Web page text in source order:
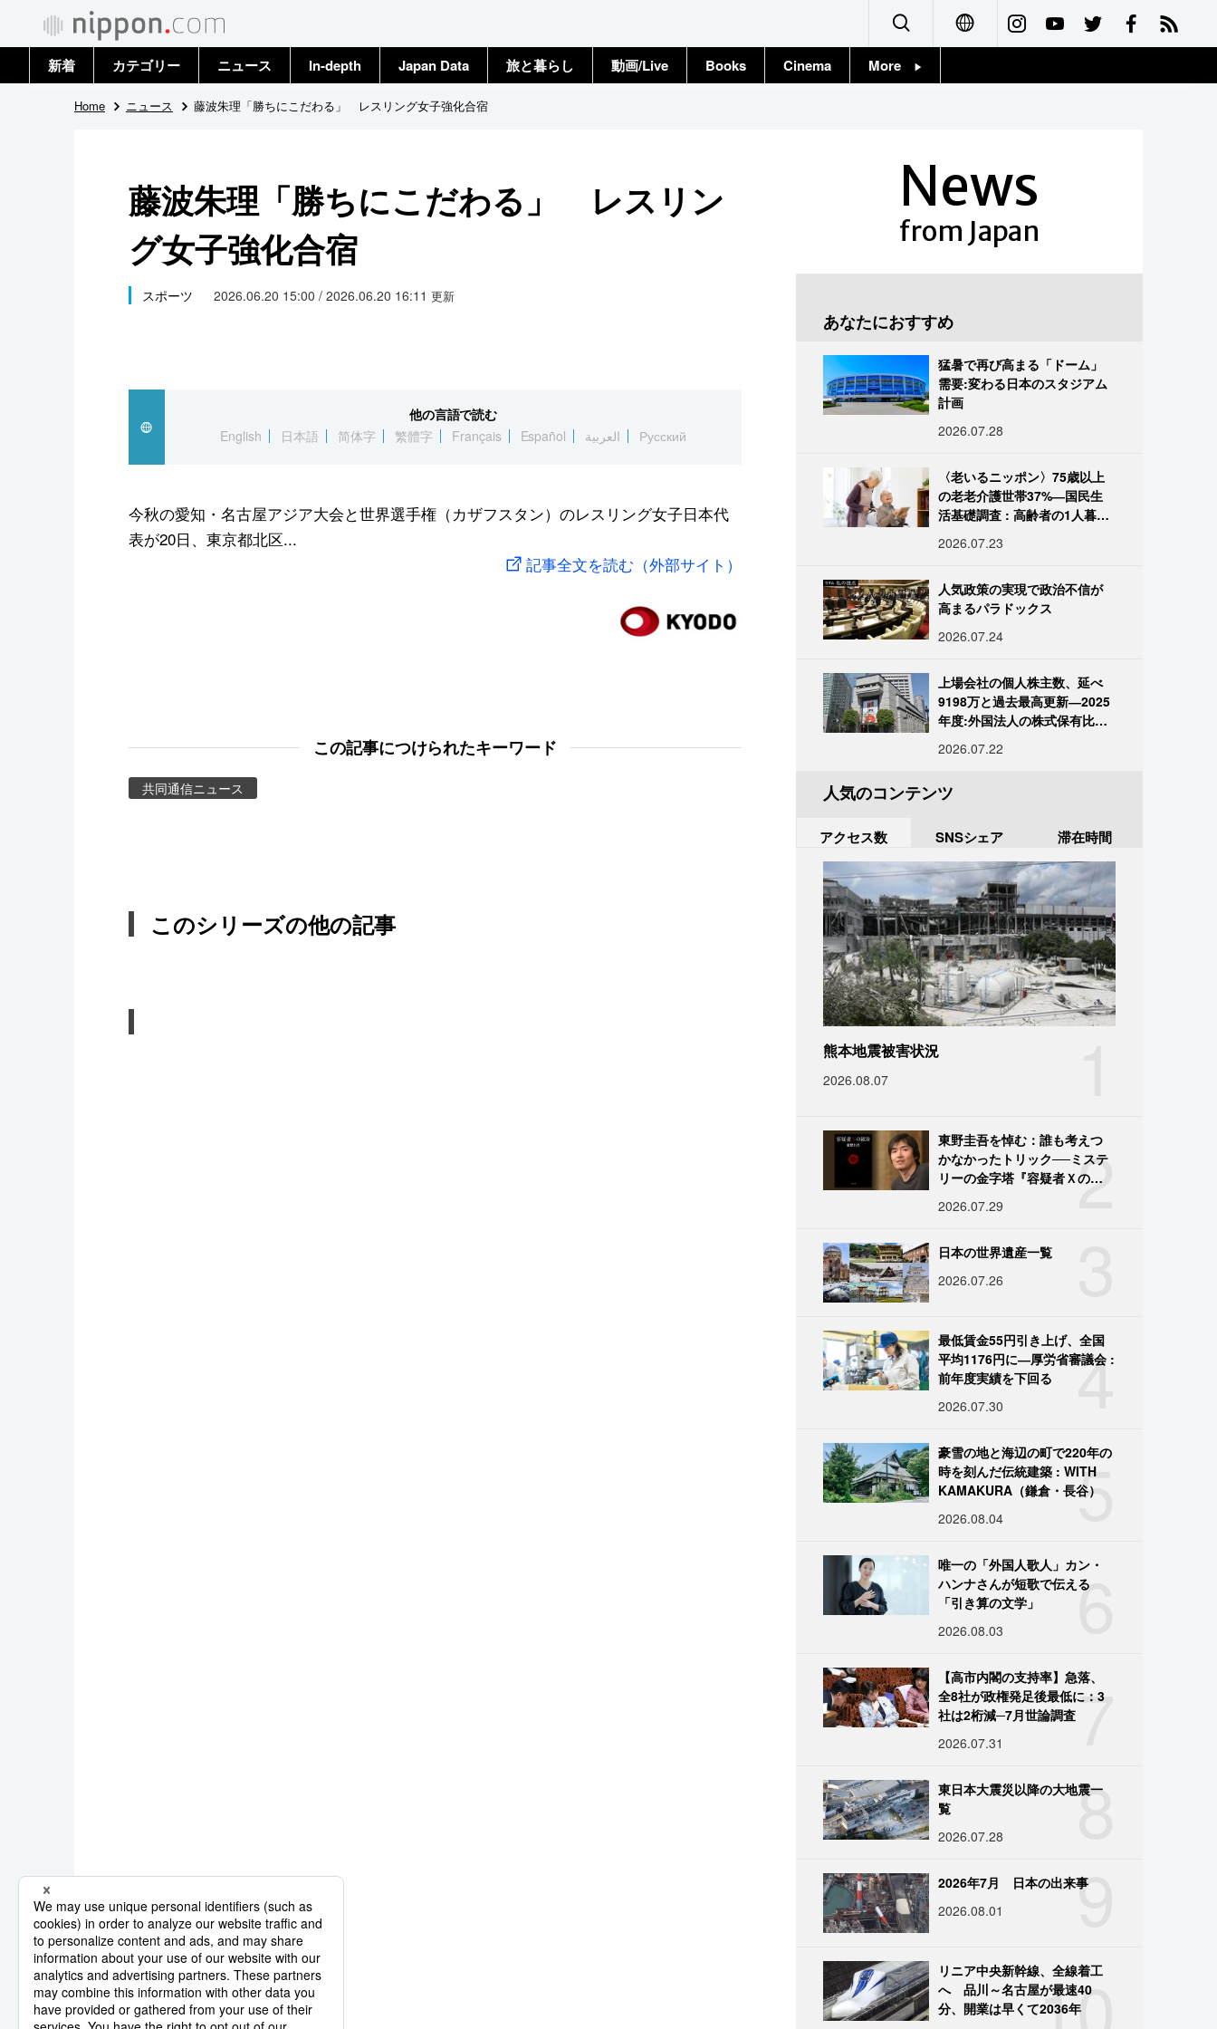
Français
新着 カテゴリー
政治・外交
国際
社会
文化
スポーツ・東京2020
ニュース
トップ
In-depth Japan Data 旅と暮らし 動画/Live Books Cinema More
Home ニュース 藤波朱理「勝ちにこだわる」 レスリング女子強化合宿
藤波朱理「勝ちにこだわる」 レスリン
グ女子強化合宿
スポーツ 2026.06.20 15:00 / 2026.06.20 16:11 更新
他の言語で読む
English
日本語 简体字 繁體字 Français Español العربية Русский
今秋の愛知・名古屋アジア大会と世界選手権（カザフスタン）のレスリング女子日本代
表が20日、東京都北区...
記事全文を読む（外部サイト）
この記事につけられたキーワード
共同通信ニュース
このシリーズの他の記事
News
from Japan
あなたにおすすめ
猛暑で再び高まる「ドーム」
需要:変わる日本のスタジアム
計画
2026.07.28
〈老いるニッポン〉75歳以上
の老老介護世帯37%―国民生
活基礎調査 : 高齢者の1人暮ら
2026.07.23
人気政策の実現で政治不信が
高まるパラドックス
2026.07.24
上場会社の個人株主数、延べ
9198万と過去最高更新―2025
年度:外国法人の株式保有比率
2026.07.22
人気のコンテンツ
アクセス数 SNSシェア 滞在時間
熊本地震被害状況
2026.08.07
2
東野圭吾を悼む：誰も考えつ
かなかったトリック──ミステ
リーの金字塔『容疑者Ｘの献
2026.07.29
日本の世界遺産一覧
2026.07.26
4
最低賃金55円引き上げ、全国
平均1176円に―厚労省審議会 :
前年度実績を下回る
2026.07.30
5
豪雪の地と海辺の町で220年の
時を刻んだ伝統建築 : WITH
KAMAKURA（鎌倉・長谷）
2026.08.04
6
唯一の「外国人歌人」カン・
ハンナさんが短歌で伝える
「引き算の文学」
2026.08.03
7
【高市内閣の支持率】急落、
全8社が政権発足後最低に：3
社は2桁減─7月世論調査
2026.07.31
8
東日本大震災以降の大地震一
覧
2026.07.28
9
2026年7月 日本の出来事
2026.08.01
10
リニア中央新幹線、全線着工
へ 品川～名古屋が最速40
分、開業は早くて2036年